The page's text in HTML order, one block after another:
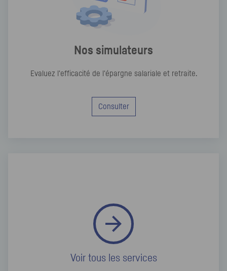
Nos simulateurs
Evaluez l'efficacité de l'épargne salariale et retraite.
Consulter
Voir tous les services